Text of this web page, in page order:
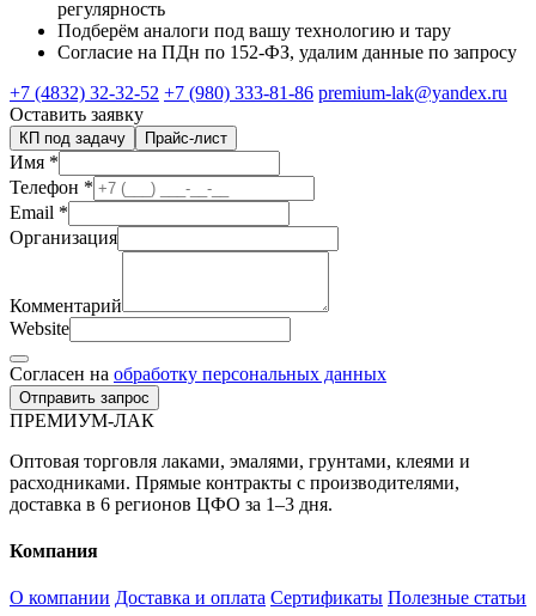
регулярность
Подберём аналоги под вашу технологию и тару
Согласие на ПДн по 152-ФЗ, удалим данные по запросу
+7 (4832) 32-32-52 +7 (980) 333-81-86 premium-lak@yandex.ru
Оставить заявку
КП под задачу Прайс-лист
Имя *
Телефон *
Email *
Организация
Комментарий
Website
Согласен на обработку персональных данных
Отправить запрос
ПРЕМИУМ-ЛАК
Оптовая торговля лаками, эмалями, грунтами, клеями и
расходниками. Прямые контракты с производителями,
доставка в 6 регионов ЦФО за 1–3 дня.
Компания
О компании Доставка и оплата Сертификаты Полезные статьи